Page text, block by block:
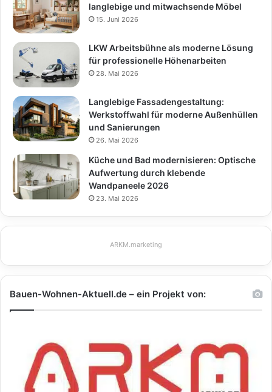
langlebige und mitwachsende Möbel
15. Juni 2026
LKW Arbeitsbühne als moderne Lösung
für professionelle Höhenarbeiten
28. Mai 2026
Langlebige Fassadengestaltung:
Werkstoffwahl für moderne Außenhüllen
und Sanierungen
26. Mai 2026
Küche und Bad modernisieren: Optische
Aufwertung durch klebende
Wandpaneele 2026
23. Mai 2026
ARKM.marketing
Bauen-Wohnen-Aktuell.de – ein Projekt von: